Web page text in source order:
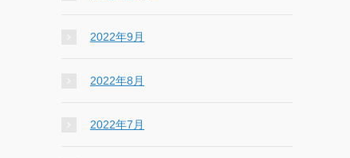
2022年9月
2022年8月
2022年7月